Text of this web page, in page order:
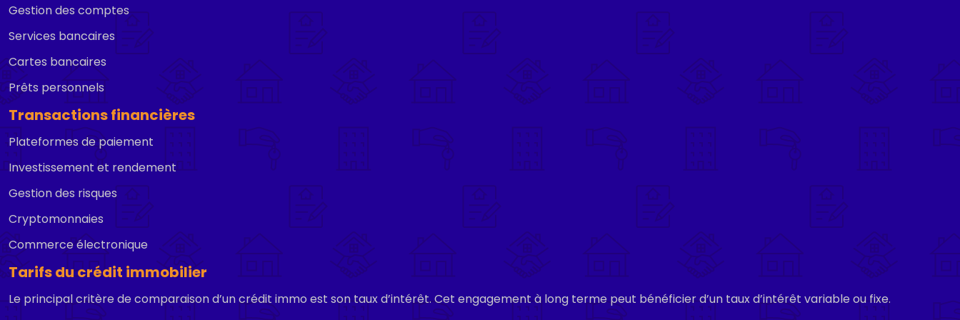
Gestion des comptes
Services bancaires
Cartes bancaires
Prêts personnels
Transactions financières
Plateformes de paiement
Investissement et rendement
Gestion des risques
Cryptomonnaies
Commerce électronique
Tarifs du crédit immobilier
Le principal critère de comparaison d’un crédit immo est son taux d’intérêt. Cet engagement à long terme peut bénéficier d’un taux d’intérêt variable ou fixe.